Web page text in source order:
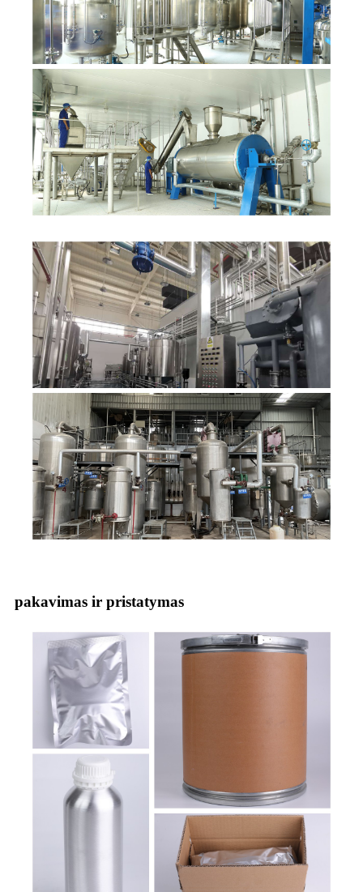
pakavimas ir pristatymas